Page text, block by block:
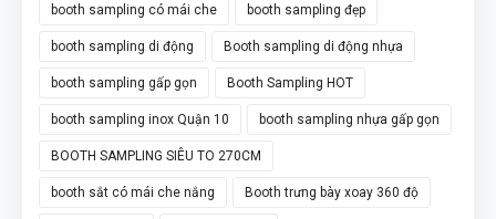
booth sampling có mái che booth sampling đẹp
booth sampling di động Booth sampling di động nhựa
booth sampling gấp gọn Booth Sampling HOT
booth sampling inox Quận 10 booth sampling nhựa gấp gọn
BOOTH SAMPLING SIÊU TO 270CM
booth sắt có mái che nắng Booth trưng bày xoay 360 độ